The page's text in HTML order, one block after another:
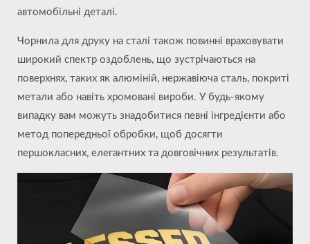
автомобільні деталі.
Чорнила для друку на сталі також повинні враховувати
широкий спектр оздоблень, що зустрічаються на
поверхнях, таких як алюміній, нержавіюча сталь, покриті
метали або навіть хромовані вироби. У будь-якому
випадку вам можуть знадобитися певні інгредієнти або
метод попередньої обробки, щоб досягти
першокласних, елегантних та довговічних результатів.